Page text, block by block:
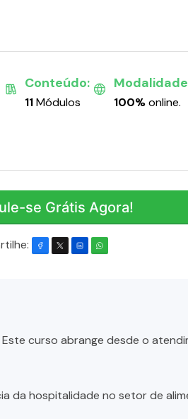
Conteúdo:
11Módulos 100%online.
se Grátis Agora!
curso abrange desde o
da hospitalidade no setor de